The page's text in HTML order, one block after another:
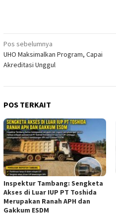
Navigasi
pos
Pos sebelumnya
UHO Maksimalkan Program, Capai
Akreditasi Unggul
POS TERKAIT
Inspektur Tambang: Sengketa
Akses di Luar IUP PT Toshida
Merupakan Ranah APH dan
Gakkum ESDM